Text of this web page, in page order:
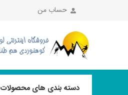
حساب من
دسته بندی های محصولات